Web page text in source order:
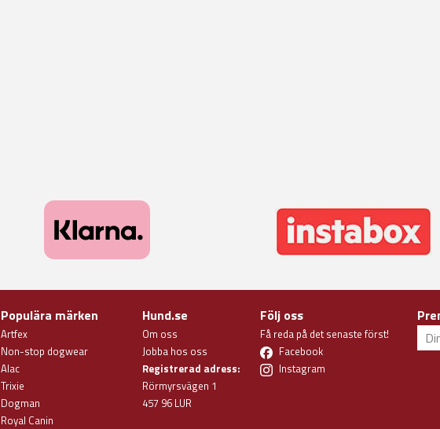
Populära märken
Artfex
Non-stop dogwear
Alac
Trixie
Dogman
Royal Canin
Hund.se
Om oss
Jobba hos oss
Registrerad adress:
Rörmyrsvägen 1
457 96 LUR
Följ oss
Få reda på det senaste först!
Facebook
Instagram